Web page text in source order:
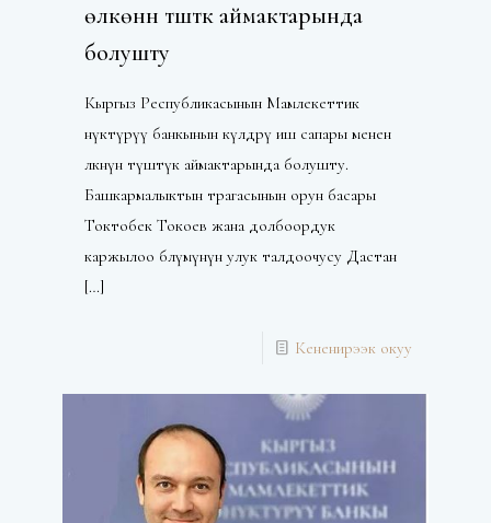
өлкөнүн түштүк аймактарында
болушту
Кыргыз Республикасынын Мамлекеттик
өнүктүрүү банкынын өкүлдөрү иш сапары менен
өлкөнүн түштүк аймактарында болушту.
Башкармалыктын төрагасынын орун басары
Токтобек Токоев жана долбоордук
каржылоо бөлүмүнүн улук талдоочусу Дастан
[…]
Кененирээк окуу